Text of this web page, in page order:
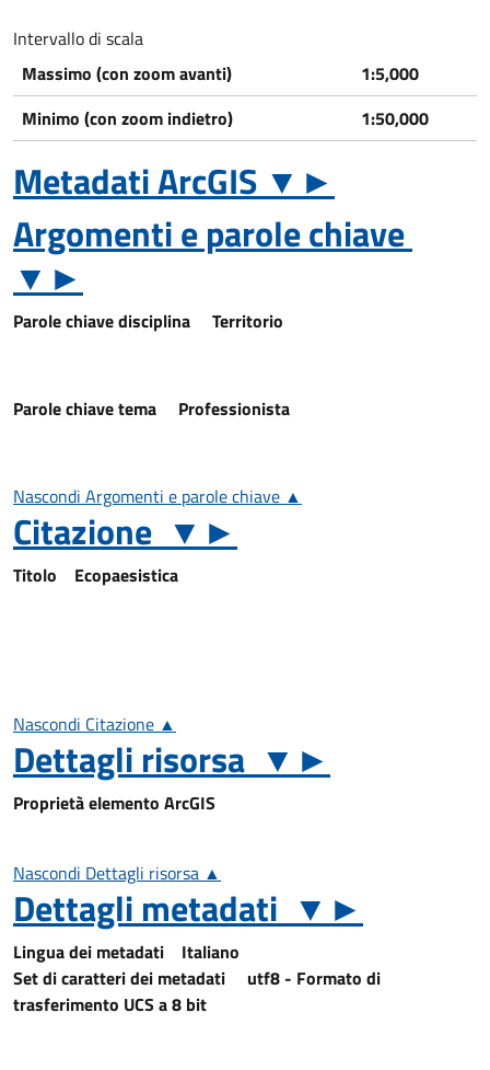
Intervallo di scala
Massimo (con zoom avanti)
1:5,000
Minimo (con zoom indietro)
1:50,000
Metadati ArcGIS ▼ ►
Argomenti e parole chiave
▼ ►
Parole chiave disciplina Territorio
Parole chiave tema Professionista
Nascondi Argomenti e parole chiave ▲
Citazione ▼ ►
Titolo Ecopaesistica
Nascondi Citazione ▲
Dettagli risorsa ▼ ►
Proprietà elemento ArcGIS
Nascondi Dettagli risorsa ▲
Dettagli metadati ▼ ►
Lingua dei metadati Italiano
Set di caratteri dei metadati utf8 - Formato di
trasferimento UCS a 8 bit